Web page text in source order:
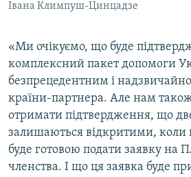
Івана Климпуш-Цинцадзе
«Ми очікуємо, що буде
комплексний пакет допомоги
безпрецедентним і
країни-партнера. Але нам також
отримати підтвердження, що
залишаються відкритими, коли
буде готовою подати заявку на
членства. І що ця заявка буде